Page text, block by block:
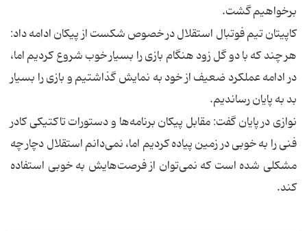
برخواهیم گشت.
كاپیتان تیم فوتبال استقلال در خصوص شكست از پیكان ادامه داد:
هر چند كه با دو گل زود هنگام بازی را بسیار خوب شروع كردیم اما،
در ادامه عملكرد ضعیف از خود به نمایش گذاشتیم و بازی را بسیار
بد به پایان رساندیم.
نوازی در پایان گفت: مقابل پیكان برنامه‌ها و دستورات تاكتیكی كادر
فنی را به خوبی در زمین پیاده كردیم اما، نمی‌دانم استقلال دچار چه
مشكلی شده است كه نمی‌توان از فرصت‌هایش به خوبی استفاده
كند.